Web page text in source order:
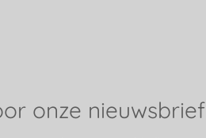
onze nieuwsbrief